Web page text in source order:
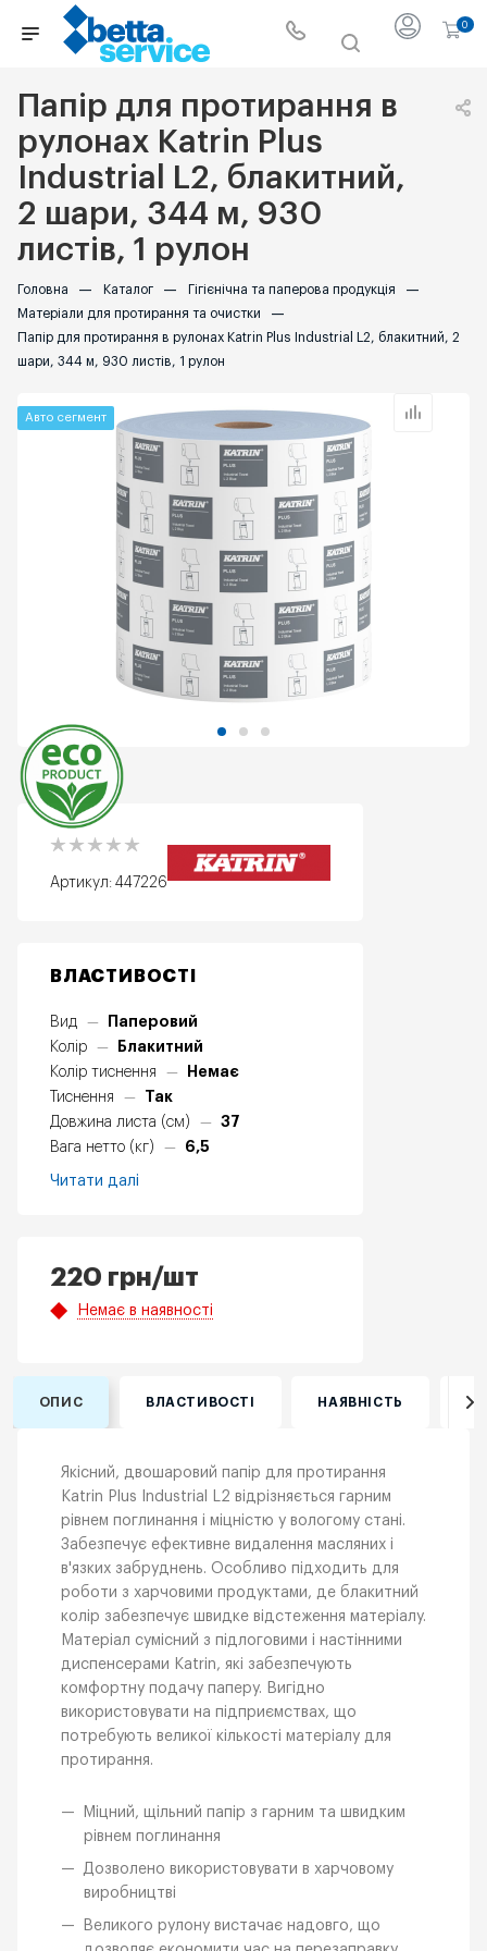
0
Папір для протирання в
рулонах Katrin Plus
Industrial L2, блакитний,
2 шари, 344 м, 930
листів, 1 рулон
Головна — Каталог — Гігієнічна та паперова продукція —
Матеріали для протирання та очистки —
Папір для протирання в рулонах Katrin Plus Industrial L2, блакитний, 2
шари, 344 м, 930 листів, 1 рулон
Авто сегмент
Артикул: 447226
ВЛАСТИВОСТІ
Вид —
Паперовий
Колір
—
Блакитний
Колір тиснення
—
Немає
Тиснення
—
Так
Довжина листа (см)
—
37
Вага нетто (кг)
— 6,5
Читати далі
220 грн/шт
Немає в наявності
ОПИС ВЛАСТИВОСТІ НАЯВНІСТЬ
Якісний, двошаровий папір для протирання
Katrin Plus Industrial L2 відрізняється гарним
рівнем поглинання і міцністю у вологому стані.
Забезпечує ефективне видалення масляних і
в'язких забруднень. Особливо підходить для
роботи з харчовими продуктами, де блакитний
колір забезпечує швидке відстеження матеріалу.
Матеріал сумісний з підлоговими і настінними
диспенсерами Katrin, які забезпечують
комфортну подачу паперу. Вигідно
використовувати на підприємствах, що
потребують великої кількості матеріалу для
протирання.
Міцний, щільний папір з гарним та швидким
рівнем поглинання
Дозволено використовувати в харчовому
виробництві
Великого рулону вистачає надовго, що